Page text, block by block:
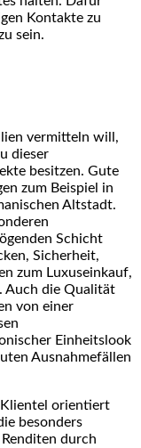
Kontakte zu
sein.
vermitteln will,
dieser
besitzen. Gute
zum Beispiel in
Altstadt.
Schicht
Sicherheit,
zum Luxuseinkauf,
Auch die Qualität
von einer
Einheitslook
Ausnahmefällen
Klientel orientiert
besonders
durch